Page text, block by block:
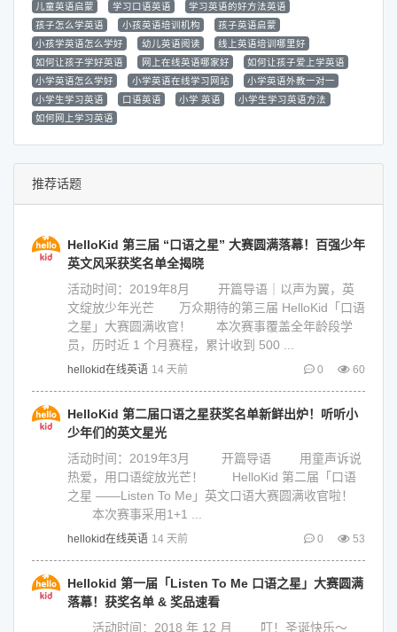
儿童英语启蒙
学习口语英语
学习英语的好方法英语
孩子怎么学英语
小孩英语培训机构
孩子英语启蒙
小孩学英语怎么学好
幼儿英语阅读
线上英语培训哪里好
如何让孩子学好英语
网上在线英语哪家好
如何让孩子爱上学英语
小学英语怎么学好
小学英语在线学习网站
小学英语外教一对一
小学生学习英语
口语英语 小学 英语
小学生学习英语方法
如何网上学习英语
推荐话题
HelloKid 第三届 “口语之星” 大赛圆满落幕！百强少年
英文风采获奖名单全揭晓
活动时间：2019年8月 开篇导语｜以声为翼，英
文绽放少年光芒 万众期待的第三届 HelloKid「口语
之星」大赛圆满收官！ 本次赛事覆盖全年龄段学
员，历时近 1 个月赛程，累计收到 500 ...
hellokid在线英语 14 天前 0 60
HelloKid 第二届口语之星获奖名单新鲜出炉！听听小
少年们的英文星光
活动时间：2019年3月 开篇导语 用童声诉说
热爱，用口语绽放光芒！ HelloKid 第二届「口语
之星 ——Listen To Me」英文口语大赛圆满收官啦！
本次赛事采用1+1 ...
hellokid在线英语 14 天前 0 53
Hellokid 第一届「Listen To Me 口语之星」大赛圆满
落幕！获奖名单 & 奖品速看
活动时间：2018 年 12 月 叮！圣诞快乐～